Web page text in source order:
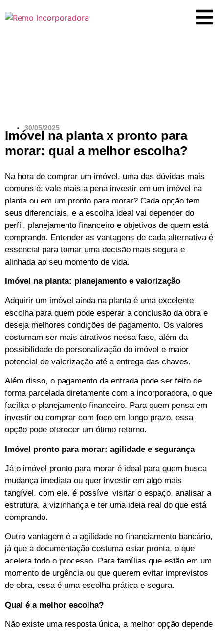
30/05/2025
Imóvel na planta x pronto para
morar: qual a melhor escolha?
Na hora de comprar um imóvel, uma das dúvidas mais
comuns é: vale mais a pena investir em um imóvel na
planta ou em um pronto para morar? Cada opção tem
seus diferenciais, e a escolha ideal vai depender do
perfil, planejamento financeiro e objetivos de quem está
comprando. Entender as vantagens de cada alternativa é
essencial para tomar uma decisão mais segura e
alinhada ao seu momento de vida.
Imóvel na planta: planejamento e valorização
Adquirir um imóvel ainda na planta é uma excelente
escolha para quem pode esperar a conclusão da obra e
deseja melhores condições de pagamento. Os valores
costumam ser mais atrativos nessa fase, além da
possibilidade de personalização do imóvel e maior
potencial de valorização até a entrega das chaves.
Além disso, o pagamento da entrada pode ser feito de
forma parcelada diretamente com a incorporadora, o que
facilita o planejamento financeiro. Para quem pensa em
investir ou comprar com foco em longo prazo, essa
opção pode oferecer um ótimo retorno.
Imóvel pronto para morar: agilidade e segurança
Já o imóvel pronto para morar é ideal para quem busca
mudança imediata ou quer investir em algo mais
tangível, com ele, é possível visitar o espaço, analisar a
estrutura, a vizinhança e ter uma ideia real do que está
comprando.
Outra vantagem é a agilidade no financiamento bancário,
já que a documentação costuma estar pronta, o que
acelera todo o processo. Para famílias que estão em um
momento de urgência ou que querem evitar imprevistos
de obra, essa é uma escolha prática e segura.
Qual é a melhor escolha?
Não existe uma resposta única, a melhor opção depende